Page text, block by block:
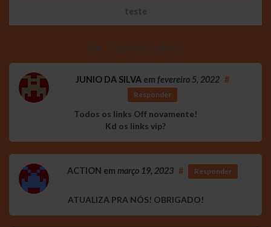
teste
3 comentários
JUNIO DA SILVAem fevereiro 5, 2022 #
Responder
Todos os links Off novamente!
Kd os links vip?
ACTION em março 19, 2023 # Responder
ATUALIZA PRA NÓS! OBRIGADO!